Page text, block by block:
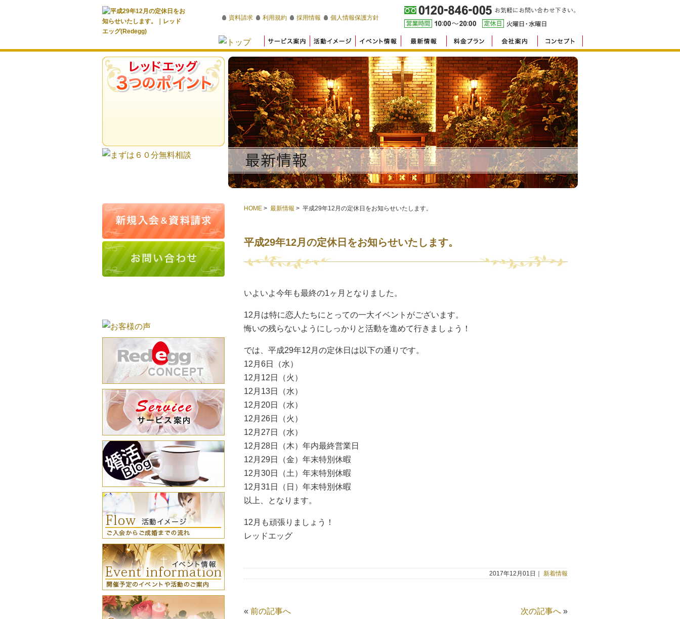
資料請求 利用規約 採用情報 個人情報保護方針
HOME > 最新情報 > 平成29年12月の定休日をお知らせいたします。
平成29年12月の定休日をお知らせいたします。
いよいよ今年も最終の1ヶ月となりました。
12月は特に恋人たちにとっての一大イベントがございます。
悔いの残らないようにしっかりと活動を進めて行きましょう！
では、平成29年12月の定休日は以下の通りです。
12月6日（水）
12月12日（火）
12月13日（水）
12月20日（水）
12月26日（火）
12月27日（水）
12月28日（木）年内最終営業日
12月29日（金）年末特別休暇
12月30日（土）年末特別休暇
12月31日（日）年末特別休暇
以上、となります。
12月も頑張りましょう！
レッドエッグ
2017年12月01日｜ 新着情報
« 前の記事へ 次の記事へ »